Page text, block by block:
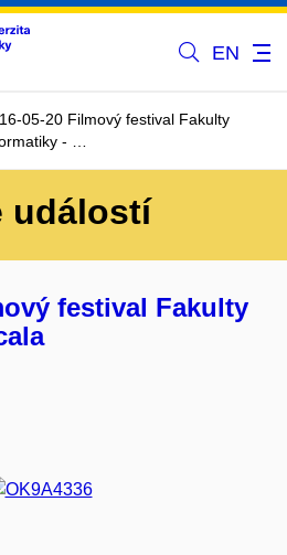
EN
05-20 Filmový festival Fakulty
- …
událostí
festival Fakulty